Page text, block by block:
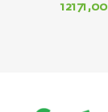
12171,00